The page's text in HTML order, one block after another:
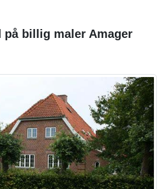
på billig maler Amager